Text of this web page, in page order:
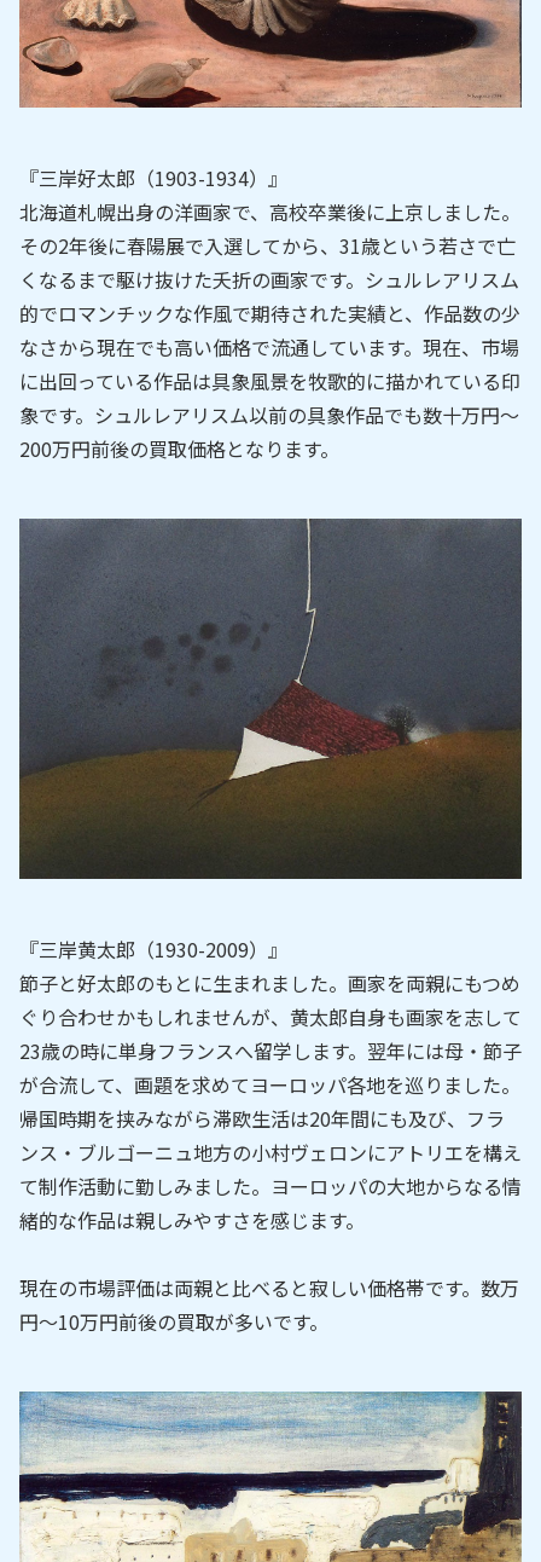
『三岸好太郎（1903-1934）』
北海道札幌出身の洋画家で、高校卒業後に上京しました。
その2年後に春陽展で入選してから、31歳という若さで亡
くなるまで駆け抜けた夭折の画家です。シュルレアリスム
的でロマンチックな作風で期待された実績と、作品数の少
なさから現在でも高い価格で流通しています。現在、市場
に出回っている作品は具象風景を牧歌的に描かれている印
象です。シュルレアリスム以前の具象作品でも数十万円～
200万円前後の買取価格となります。
『三岸黄太郎（1930-2009）』
節子と好太郎のもとに生まれました。画家を両親にもつめ
ぐり合わせかもしれませんが、黄太郎自身も画家を志して
23歳の時に単身フランスへ留学します。翌年には母・節子
が合流して、画題を求めてヨーロッパ各地を巡りました。
帰国時期を挟みながら滞欧生活は20年間にも及び、フラ
ンス・ブルゴーニュ地方の小村ヴェロンにアトリエを構え
て制作活動に勤しみました。ヨーロッパの大地からなる情
緒的な作品は親しみやすさを感じます。
現在の市場評価は両親と比べると寂しい価格帯です。数万
円～10万円前後の買取が多いです。